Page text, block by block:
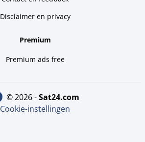
Disclaimer en privacy
Premium
Premium ads free
© 2026 - sat24.com
Cookie-instellingen